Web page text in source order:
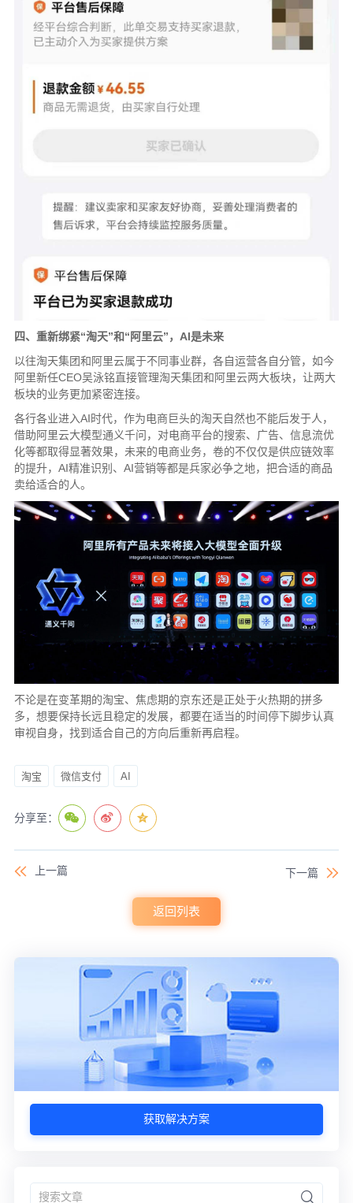
四、重新绑紧“淘天”和“阿里云”，AI是未来
以往淘天集团和阿里云属于不同事业群，各自运营各自分管，如今
阿里新任CEO吴泳铭直接管理淘天集团和阿里云两大板块，让两大
板块的业务更加紧密连接。
各行各业进入AI时代，作为电商巨头的淘天自然也不能后发于人，
借助阿里云大模型通义千问，对电商平台的搜索、广告、信息流优
化等都取得显著效果，未来的电商业务，卷的不仅仅是供应链效率
的提升，AI精准识别、AI营销等都是兵家必争之地，把合适的商品
卖给适合的人。
不论是在变革期的淘宝、焦虑期的京东还是正处于火热期的拼多
多，想要保持长远且稳定的发展，都要在适当的时间停下脚步认真
审视自身，找到适合自己的方向后重新再启程。
淘宝 微信支付 AI
分享至：
上一篇 下一篇
返回列表
获取解决方案